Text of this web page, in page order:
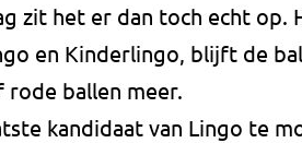
zit het er dan toch echt op.
en Kinderlingo, blijft de
rode ballen meer.
kandidaat van Lingo te